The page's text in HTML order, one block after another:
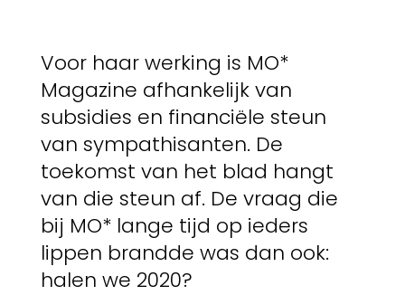
Voor haar werking is MO*
Magazine afhankelijk van
subsidies en financiële steun
van sympathisanten. De
toekomst van het blad hangt
van die steun af. De vraag die
bij MO* lange tijd op ieders
lippen brandde was dan ook:
halen we 2020?